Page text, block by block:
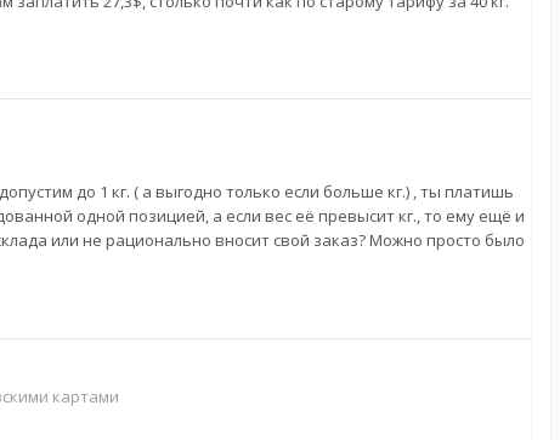
до 1 кг. ( а выгодно только если больше кг.) , ты платишь
одной позицией, а если вес её превысит кг., то ему ещё и
или не рационально вносит свой заказ? Можно просто было
картами